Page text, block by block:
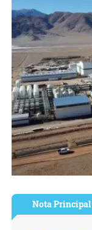
Nota Principal